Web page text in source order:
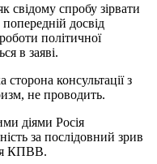
свідому спробу зірвати
досвід
політичної
в заяві.
консультації з
не проводить.
діями Росія
за послідовний зрив
КПВВ.